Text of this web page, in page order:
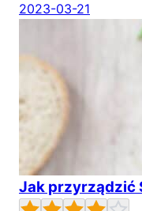
2023-03-21
Jak przyrządzić